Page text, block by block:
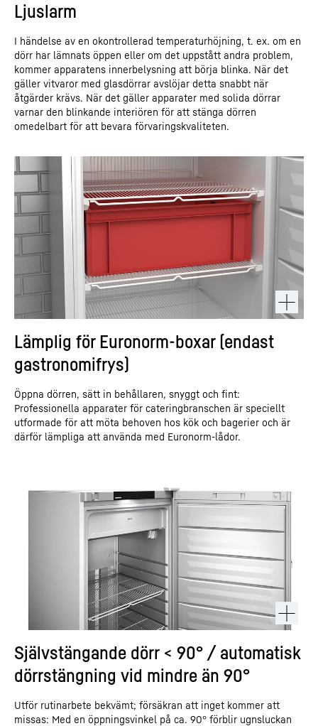
Ljuslarm
I händelse av en okontrollerad temperaturhöjning, t. ex. om en
dörr har lämnats öppen eller om det uppstått andra problem,
kommer apparatens innerbelysning att börja blinka. När det
gäller vitvaror med glasdörrar avslöjar detta snabbt när
åtgärder krävs. När det gäller apparater med solida dörrar
varnar den blinkande interiören för att stänga dörren
omedelbart för att bevara förvaringskvaliteten.
Lämplig för Euronorm-boxar (endast
gastronomifrys)
Öppna dörren, sätt in behållaren, snyggt och fint:
Professionella apparater för cateringbranschen är speciellt
utformade för att möta behoven hos kök och bagerier och är
därför lämpliga att använda med Euronorm-lådor.
Självstängande dörr < 90° / automatisk
dörrstängning vid mindre än 90°
Utför rutinarbete bekvämt; försäkran att inget kommer att
missas: Med en öppningsvinkel på ca. 90° förblir ugnsluckan